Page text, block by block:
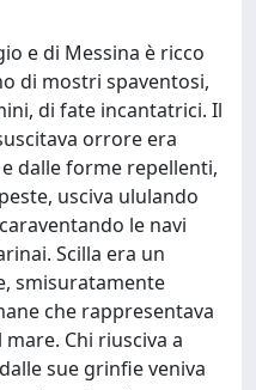
e di Messina è ricco
di mostri spaventosi,
di fate incantatrici. Il
orrore era
dalle forme repellenti,
usciva ululando
le navi
Scilla era un
smisuratamente
che rappresentava
Chi riusciva a
sue grinfie veniva